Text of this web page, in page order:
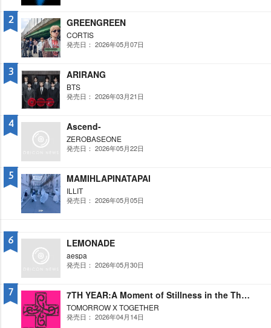
2 GREENGREEN
CORTIS
発売日： 2026年05月07日
3 ARIRANG
BTS
発売日： 2026年03月21日
4 Ascend-
ZEROBASEONE
発売日： 2026年05月22日
5 MAMIHLAPINATAPAI
ILLIT
発売日： 2026年05月05日
6 LEMONADE
aespa
発売日： 2026年05月30日
7 7TH YEAR:A Moment of Stillness in the Thorns
TOMORROW X TOGETHER
発売日： 2026年04月14日